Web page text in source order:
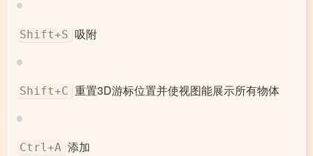
Shift+S 吸附
Shift+C 重置3D游标位置并使视图能展示所有物体
Ctrl+A 添加